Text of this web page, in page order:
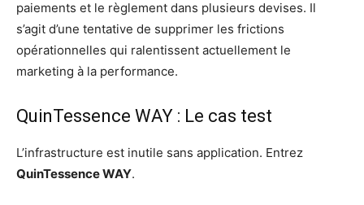
paiements et le règlement dans plusieurs devises. Il
s’agit d’une tentative de supprimer les frictions
opérationnelles qui ralentissent actuellement le
marketing à la performance.
QuinTessence WAY : Le cas test
L’infrastructure est inutile sans application. Entrez
QuinTessence WAY.